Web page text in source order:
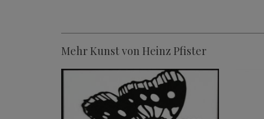
Mehr Kunst von Heinz Pfister